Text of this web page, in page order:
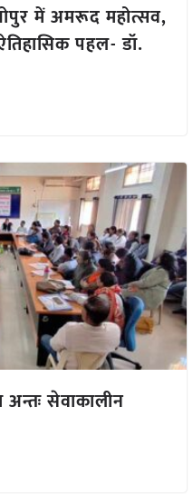
में अमरूद महोत्सव,
पहल- डॉ.
अन्तः सेवाकालीन